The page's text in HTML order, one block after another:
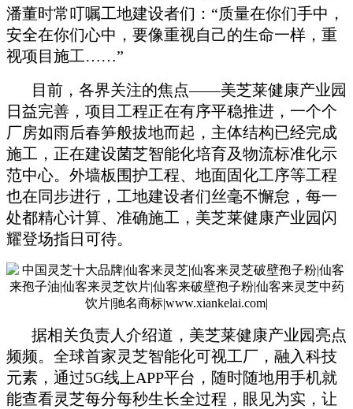
潘董时常叮嘱工地建设者们：“质量在你们手中，
安全在你们心中，要像重视自己的生命一样，重
视项目施工……”
目前，各界关注的焦点——美芝莱健康产业园
日益完善，项目工程正在有序平稳推进，一个个
厂房如雨后春笋般拔地而起，主体结构已经完成
施工，正在建设菌芝智能化培育及物流标准化示
范中心。外墙板围护工程、地面固化工序等工程
也在同步进行，工地建设者们丝毫不懈怠，每一
处都精心计算、准确施工，美芝莱健康产业园闪
耀登场指日可待。
据相关负责人介绍道，美芝莱健康产业园亮点
频频。全球首家灵芝智能化可视工厂，融入科技
元素，通过5G线上APP平台，随时随地用手机就
能查看灵芝每分每秒生长全过程，眼见为实，让